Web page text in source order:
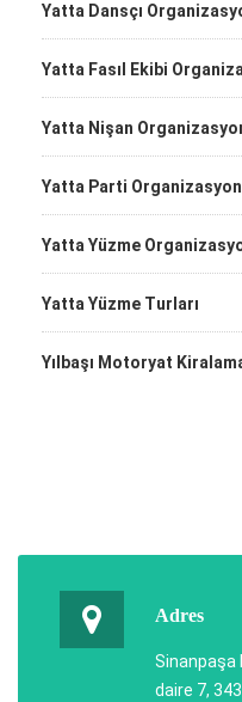
Yatta Dansçı
Yatta Fasıl Ekibi
Yatta Nişan
Yatta Parti
Yatta Yüzme
Yatta Yüzme Turları
Yılbaşı Motoryat
Adres
Sinanpaşa
daire 7,